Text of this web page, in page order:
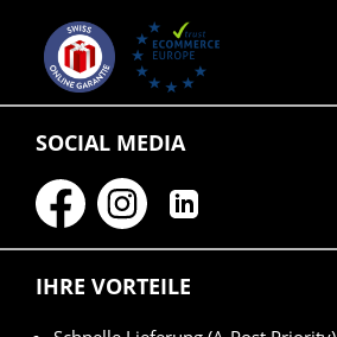
SOCIAL MEDIA
IHRE VORTEILE